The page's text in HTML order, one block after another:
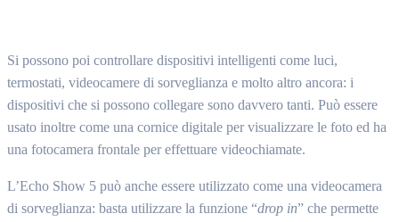
Si possono poi controllare dispositivi intelligenti come luci,
termostati, videocamere di sorveglianza e molto altro ancora: i
dispositivi che si possono collegare sono davvero tanti. Può essere
usato inoltre come una cornice digitale per visualizzare le foto ed ha
una fotocamera frontale per effettuare videochiamate.
L’Echo Show 5 può anche essere utilizzato come una videocamera
di sorveglianza: basta utilizzare la funzione “drop in” che permette